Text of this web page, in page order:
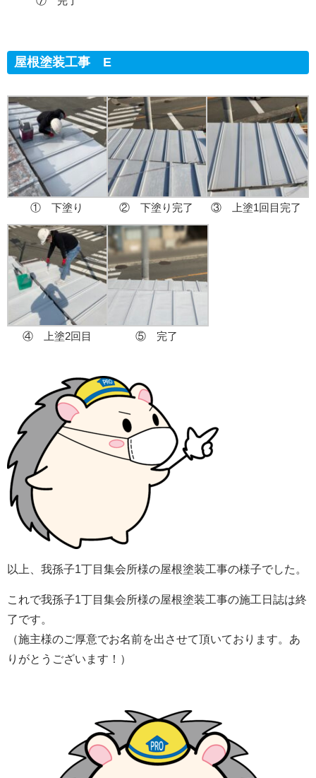
屋根塗装工事 E
① 下塗り ② 下塗り完了 ③ 上塗1回目完了
④ 上塗2回目 ⑤ 完了
以上、我孫子1丁目集会所様の屋根塗装工事の様子でした。
これで我孫子1丁目集会所様の屋根塗装工事の施工日誌は終
了です。
（施主様のご厚意でお名前を出させて頂いております。あ
りがとうございます！）